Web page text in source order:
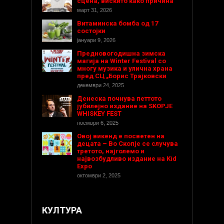
март 31, 2026
Витаминска бомба од 17
состојки
јануари 9, 2026
Предновогодишнa зимска
магија на Winter Festival со
многу музика и улична храна
пред СЦ „Борис Трајковски
декември 24, 2025
Денеска почнува петтото
јубилејно издание на SKOPJE
WHISKEY FEST
ноември 6, 2025
Овој викенд е посветен на
децата – Во Скопје се случува
третото, најголемо и
највозбудливо издание на Kid
Expo
октомври 2, 2025
КУЛТУРА